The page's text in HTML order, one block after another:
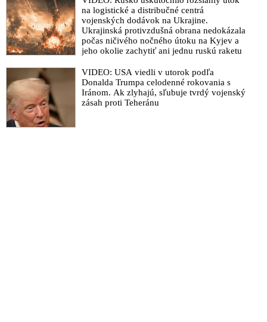
na logistické a distribučné centrá
vojenských dodávok na Ukrajine.
Ukrajinská protivzdušná obrana nedokázala
počas ničivého nočného útoku na Kyjev a
jeho okolie zachytiť ani jednu ruskú raketu
VIDEO: USA viedli v utorok podľa
Donalda Trumpa celodenné rokovania s
Iránom. Ak zlyhajú, sľubuje tvrdý vojenský
zásah proti Teheránu